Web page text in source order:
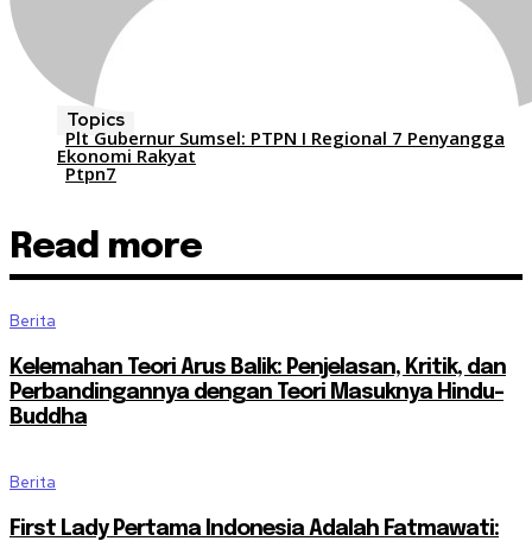
Topics
Plt Gubernur Sumsel: PTPN I Regional 7 Penyangga
Ekonomi Rakyat
Ptpn7
Read more
Berita
Kelemahan Teori Arus Balik: Penjelasan, Kritik, dan
Perbandingannya dengan Teori Masuknya Hindu-
Buddha
Berita
First Lady Pertama Indonesia Adalah Fatmawati: